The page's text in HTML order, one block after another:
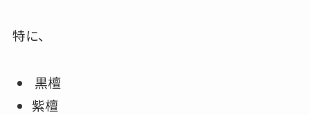
特に、
黒檀
紫檀